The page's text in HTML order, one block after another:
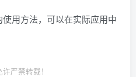
用方法，可以在实际应用中
严禁转载！